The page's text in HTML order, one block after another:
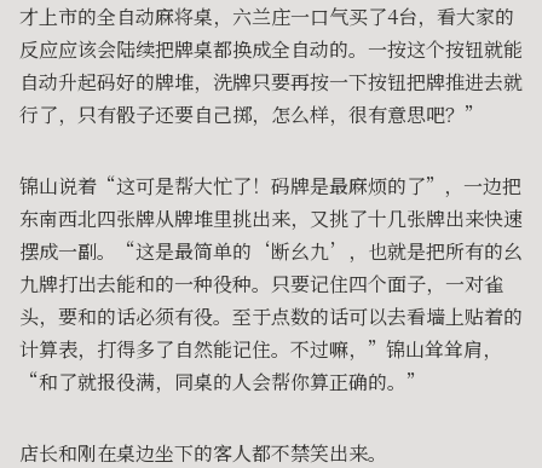
才上市的全自动麻将桌，六兰庄一口气买了4台，看大家的
反应应该会陆续把牌桌都换成全自动的。一按这个按钮就能
自动升起码好的牌堆，洗牌只要再按一下按钮把牌推进去就
行了，只有骰子还要自己掷，怎么样，很有意思吧？”
锦山说着“这可是帮大忙了！码牌是最麻烦的了”，一边把
东南西北四张牌从牌堆里挑出来，又挑了十几张牌出来快速
摆成一副。“这是最简单的‘断幺九’，也就是把所有的幺
九牌打出去能和的一种役种。只要记住四个面子，一对雀
头，要和的话必须有役。至于点数的话可以去看墙上贴着的
计算表，打得多了自然能记住。不过嘛，”锦山耸耸肩，
“和了就报役满，同桌的人会帮你算正确的。”
店长和刚在桌边坐下的客人都不禁笑出来。